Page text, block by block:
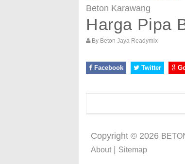
Beton Karawang
Harga Pipa
By Beton Jaya Readymix
Facebook Twitter
Copyright © 2026
About| Sitemap